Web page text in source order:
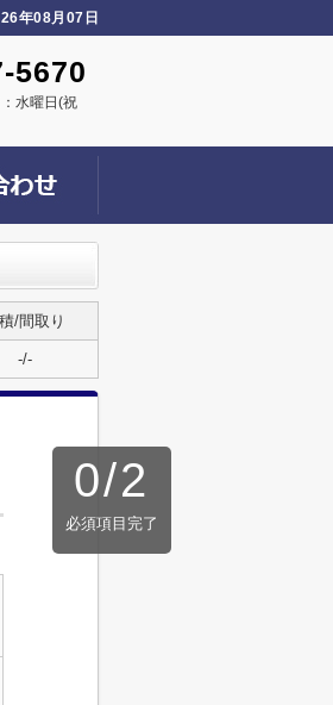
年08月07日
5670
水曜日(祝
/間取り
-/-
0/2
必須項目完了